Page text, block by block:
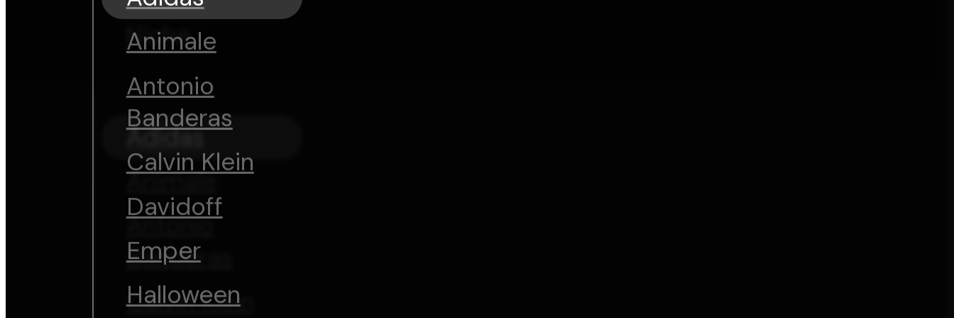
Niche
Adidas
Animale
Antonio
Banderas
Calvin Klein
Animale
Antonio
Banderas
Calvin Klein
Davidoff
Emper
Halloween